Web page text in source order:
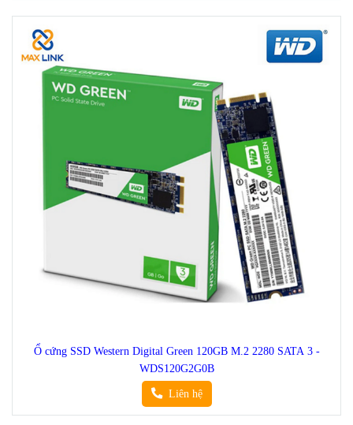
Ổ cứng SSD Western Digital Green 120GB M.2 2280 SATA 3 -
WDS120G2G0B
Liên hệ